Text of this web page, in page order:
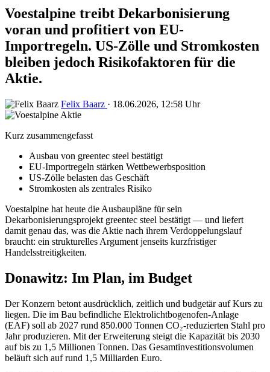
Voestalpine treibt Dekarbonisierung
voran und profitiert von EU-
Importregeln. US-Zölle und Stromkosten
bleiben jedoch Risikofaktoren für die
Aktie.
Felix Baarz · 18.06.2026, 12:58 Uhr
Kurz zusammengefasst
Ausbau von greentec steel bestätigt
EU-Importregeln stärken Wettbewerbsposition
US-Zölle belasten das Geschäft
Stromkosten als zentrales Risiko
Voestalpine hat heute die Ausbaupläne für sein
Dekarbonisierungsprojekt greentec steel bestätigt — und liefert
damit genau das, was die Aktie nach ihrem Verdoppelungslauf
braucht: ein strukturelles Argument jenseits kurzfristiger
Handelsstreitigkeiten.
Donawitz: Im Plan, im Budget
Der Konzern betont ausdrücklich, zeitlich und budgetär auf Kurs zu
liegen. Die im Bau befindliche Elektrolichtbogenofen-Anlage
(EAF) soll ab 2027 rund 850.000 Tonnen CO₂-reduzierten Stahl pro
Jahr produzieren. Mit der Erweiterung steigt die Kapazität bis 2030
auf bis zu 1,5 Millionen Tonnen. Das Gesamtinvestitionsvolumen
beläuft sich auf rund 1,5 Milliarden Euro.